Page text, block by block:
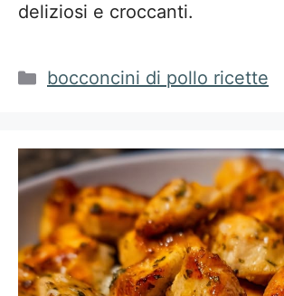
deliziosi e croccanti.
Categorie
bocconcini di pollo ricette